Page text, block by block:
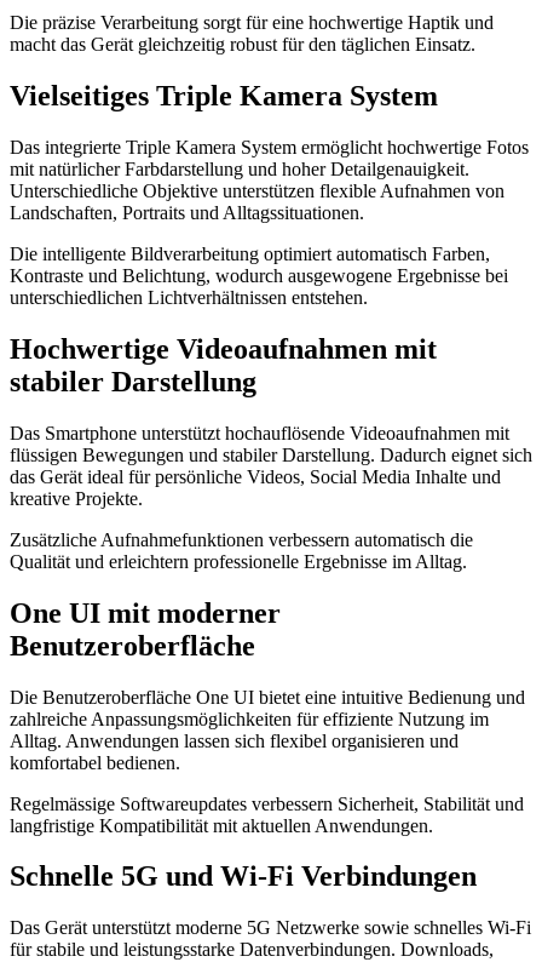
Die präzise Verarbeitung sorgt für eine hochwertige Haptik und
macht das Gerät gleichzeitig robust für den täglichen Einsatz.
Vielseitiges Triple Kamera System
Das integrierte Triple Kamera System ermöglicht hochwertige Fotos
mit natürlicher Farbdarstellung und hoher Detailgenauigkeit.
Unterschiedliche Objektive unterstützen flexible Aufnahmen von
Landschaften, Portraits und Alltagssituationen.
Die intelligente Bildverarbeitung optimiert automatisch Farben,
Kontraste und Belichtung, wodurch ausgewogene Ergebnisse bei
unterschiedlichen Lichtverhältnissen entstehen.
Hochwertige Videoaufnahmen mit
stabiler Darstellung
Das Smartphone unterstützt hochauflösende Videoaufnahmen mit
flüssigen Bewegungen und stabiler Darstellung. Dadurch eignet sich
das Gerät ideal für persönliche Videos, Social Media Inhalte und
kreative Projekte.
Zusätzliche Aufnahmefunktionen verbessern automatisch die
Qualität und erleichtern professionelle Ergebnisse im Alltag.
One UI mit moderner
Benutzeroberfläche
Die Benutzeroberfläche One UI bietet eine intuitive Bedienung und
zahlreiche Anpassungsmöglichkeiten für effiziente Nutzung im
Alltag. Anwendungen lassen sich flexibel organisieren und
komfortabel bedienen.
Regelmässige Softwareupdates verbessern Sicherheit, Stabilität und
langfristige Kompatibilität mit aktuellen Anwendungen.
Schnelle 5G und Wi-Fi Verbindungen
Das Gerät unterstützt moderne 5G Netzwerke sowie schnelles Wi-Fi
für stabile und leistungsstarke Datenverbindungen. Downloads,